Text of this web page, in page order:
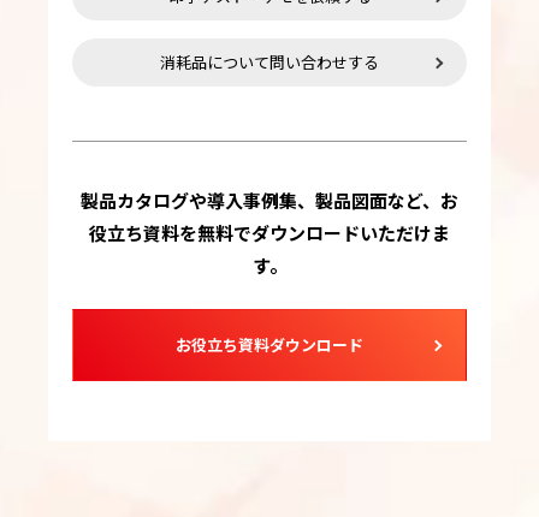
消耗品について問い合わせする
製品カタログや導入事例集、製品図面など、お
役立ち資料を無料でダウンロードいただけま
す。
お役立ち資料ダウンロード